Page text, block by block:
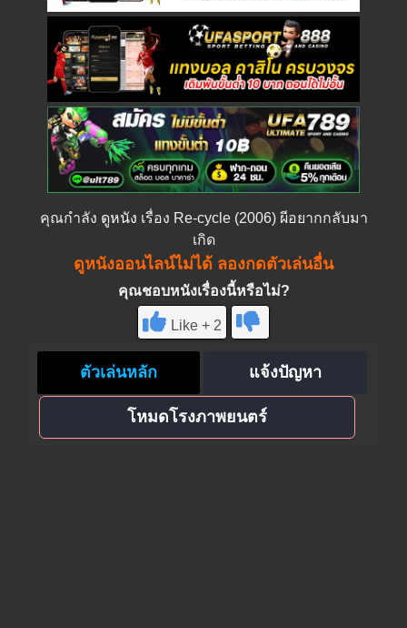
คุณกำลัง ดูหนัง เรื่อง Re-cycle (2006) ผีอยากกลับมา
เกิด
ดูหนังออนไลน์ไม่ได้ ลองกดตัวเล่นอื่น
คุณชอบหนังเรื่องนี้หรือไม่?
Like + 2
ตัวเล่นหลัก แจ้งปัญหา
โหมดโรงภาพยนตร์